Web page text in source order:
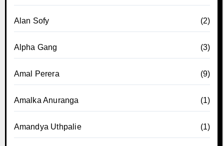
Alan Sofy (2)
Alpha Gang (3)
Amal Perera (9)
Amalka Anuranga (1)
Amandya Uthpalie (1)